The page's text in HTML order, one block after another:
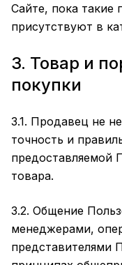
Сайте, пока такие
присутствуют в
3. Товар и
покупки
3.1. Продавец не
точность и
предоставляемой
товара.
3.2. Общение
менеджерами,
представителями